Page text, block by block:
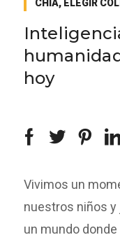
CHÍA, ELEGIR
hoy
Vivimos un
nuestros niños
un mundo